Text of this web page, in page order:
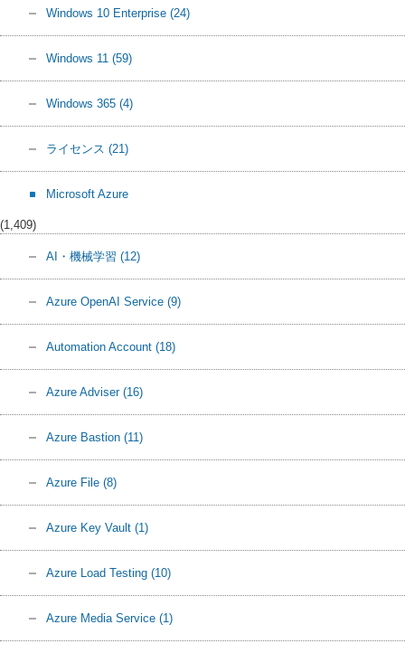
Windows 10 Enterprise (24)
Windows 11 (59)
Windows 365 (4)
ライセンス (21)
Microsoft Azure
(1,409)
AI・機械学習 (12)
Azure OpenAI Service (9)
Automation Account (18)
Azure Adviser (16)
Azure Bastion (11)
Azure File (8)
Azure Key Vault (1)
Azure Load Testing (10)
Azure Media Service (1)